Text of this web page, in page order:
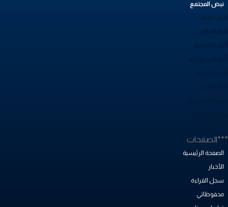
نبض المجتمع
عاجلة
العالم
الاقتصاد
الصفحة الرئيسية
الأخبار
سجل القراءة
محفوظاتي